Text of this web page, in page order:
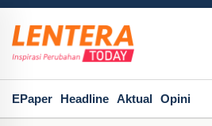
EPaper Headline Aktual Opini